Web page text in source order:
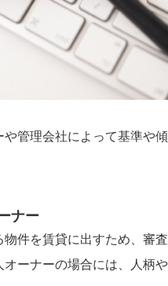
管理会社によって基準や
ナー
件を賃貸に出すため、審
ーナーの場合には、人柄